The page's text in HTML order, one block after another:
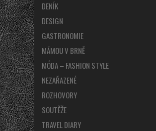
DENÍK
DESIGN
GASTRONOMIE
MÁMOU V BRNĚ
MÓDA – FASHION STYLE
NEZAŘAZENÉ
ROZHOVORY
SOUTĚŽE
TRAVEL DIARY